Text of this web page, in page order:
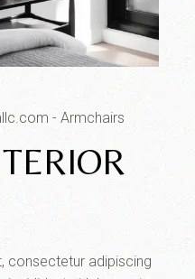
Armchairs
consectetur adipiscing